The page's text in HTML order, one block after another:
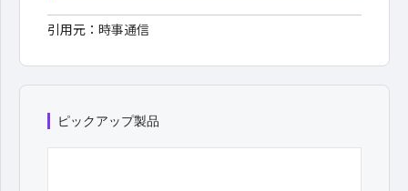
引用元： 時事通信
ピックアップ製品